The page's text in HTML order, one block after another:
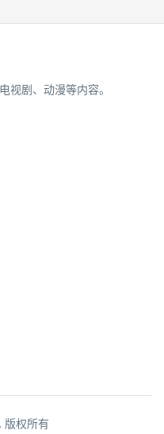
视剧、动漫等内容。
. 版权所有